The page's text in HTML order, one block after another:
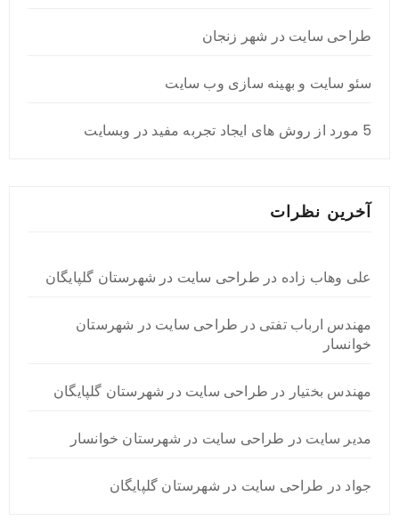
طراحی سایت در شهر زنجان
سئو سایت و بهینه سازی وب سایت
5 مورد از روش های ایجاد تجربه مفید در وبسایت
آخرین نظرات
علی وهاب زاده در طراحی سایت در شهرستان گلپایگان
مهندس ارباب تفتی در طراحی سایت در شهرستان
خوانسار
مهندس بختیار در طراحی سایت در شهرستان گلپایگان
مدیر سایت در طراحی سایت در شهرستان خوانسار
جواد در طراحی سایت در شهرستان گلپایگان